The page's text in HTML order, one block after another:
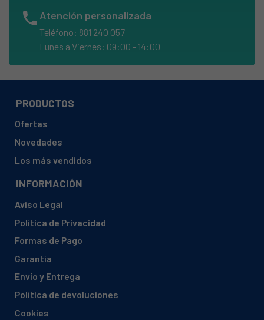
CANDY, 31100212 GODC28-12S
CANDY, 31100213 GODC218-80
CANDY, 31100221 GODC18-37S
CANDY, 31100222 GODV38-37
CANDY, 31100224 GODV18-37S
CANDY, 31100225 GODC67-86S
CANDY, 31100228 GODV16-47S
phone Atención personalizada
Teléfono: 881 240 057
Lunes a Viernes: 09:00 - 14:00
PRODUCTOS
Ofertas
Novedades
Los más vendidos
INFORMACIÓN
Aviso Legal
Política de Privacidad
Formas de Pago
Garantía
Envío y Entrega
Política de devoluciones
Cookies